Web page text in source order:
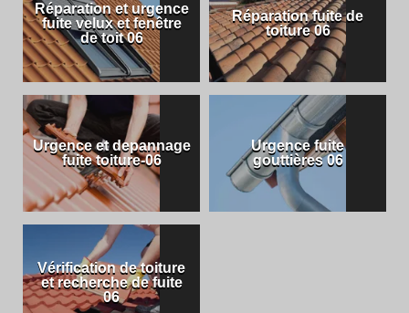
Réparation et urgence
fuite velux et fenêtre
de toit 06
Réparation fuite de
toiture 06
Urgence et depannage
fuite toiture-06
Urgence fuite
gouttières 06
Vérification de toiture
et recherche de fuite
06